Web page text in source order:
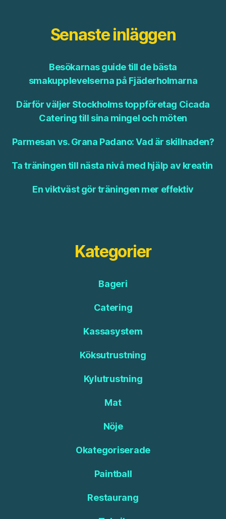
Senaste inläggen
Besökarnas guide till de bästa
smakupplevelserna på Fjäderholmarna
Därför väljer Stockholms toppföretag Cicada
Catering till sina mingel och möten
Parmesan vs. Grana Padano: Vad är skillnaden?
Ta träningen till nästa nivå med hjälp av kreatin
En viktväst gör träningen mer effektiv
Kategorier
Bageri
Catering
Kassasystem
Köksutrustning
Kylutrustning
Mat
Nöje
Okategoriserade
Paintball
Restaurang